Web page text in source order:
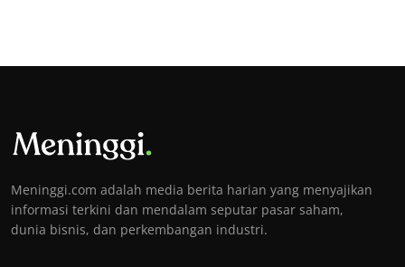
Meninggi.com adalah media berita harian yang menyajikan
informasi terkini dan mendalam seputar pasar saham,
dunia bisnis, dan perkembangan industri.